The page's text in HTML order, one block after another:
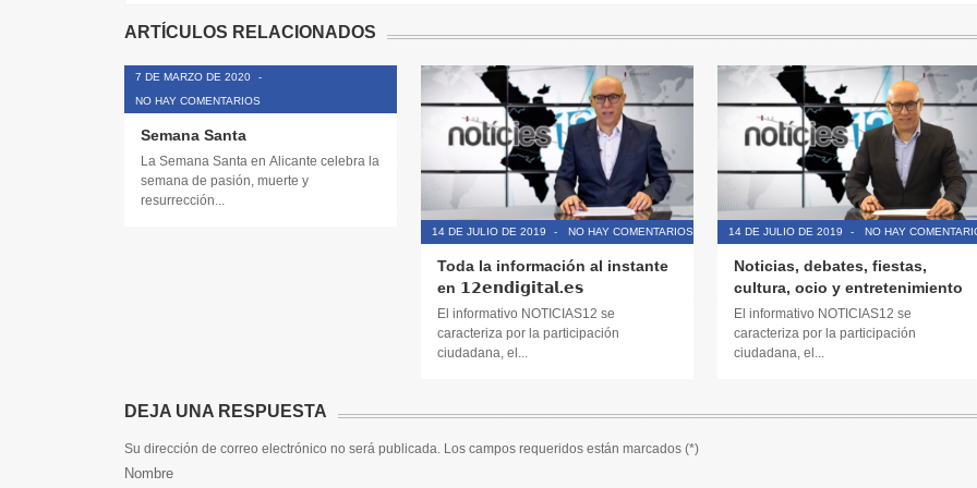
ARTÍCULOS RELACIONADOS
7 DE MARZO DE 2020
-
NO HAY COMENTARIOS
Semana Santa
La Semana Santa en Alicante celebra la
semana de pasión, muerte y
resurrección...
14 DE JULIO DE 2019 - NO HAY COMENTARIOS
Toda la información al instante
en 𝟭𝟮𝗲𝗻𝗱𝗶𝗴𝗶𝘁𝗮𝗹.𝗲𝘀
El informativo NOTICIAS12 se
caracteriza por la participación
ciudadana, el...
14 DE JULIO DE 2019 - NO HAY
Noticias, debates, fiestas,
cultura, ocio y entretenimiento
El informativo NOTICIAS12 se
caracteriza por la participación
ciudadana, el...
DEJA UNA RESPUESTA
Su dirección de correo electrónico no será publicada. Los campos requeridos están marcados (*)
Nombre